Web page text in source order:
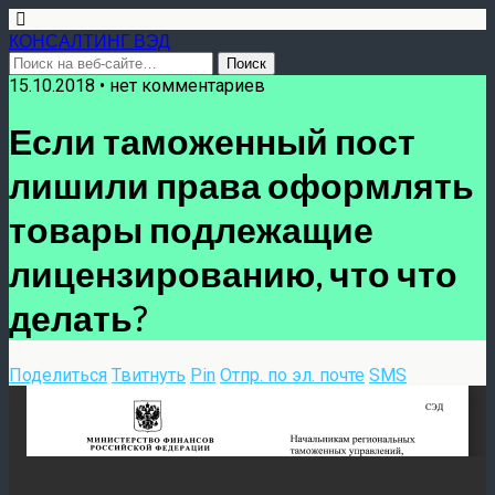
КОНСАЛТИНГ ВЭД
15.10.2018 • нет комментариев
Если таможенный пост
лишили права оформлять
товары подлежащие
лицензированию, что что
делать?
Поделиться Твитнуть Pin Отпр. по эл. почте SMS